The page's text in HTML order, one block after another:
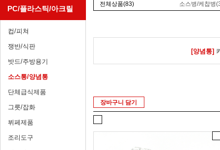
PC/플라스틱/아크릴
컵/피쳐
쟁반/식판
밧드/주방용기
소스통/양념통
단체급식제품
그릇/잡화
뷔페제품
조리도구
전체상품(83) 소스병/케찹병
[양념통]
장바구니 담기